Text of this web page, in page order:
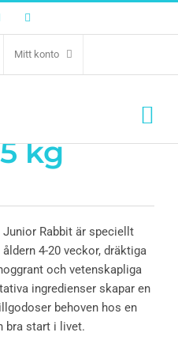
Twitter
Mitt konto
kg
Rabbit är speciellt
4-20 veckor, dräktiga
och vetenskapliga
ingredienser skapar en
behoven hos en
bra start i livet.